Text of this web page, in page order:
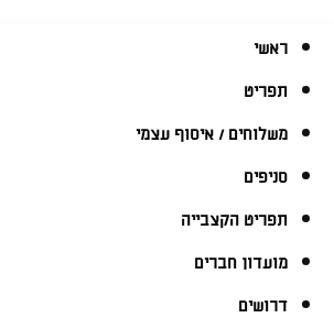
ראשי
תפריט
משלוחים / איסוף עצמי
סניפים
תפריט הקצבייה
מועדון חברים
דרושים